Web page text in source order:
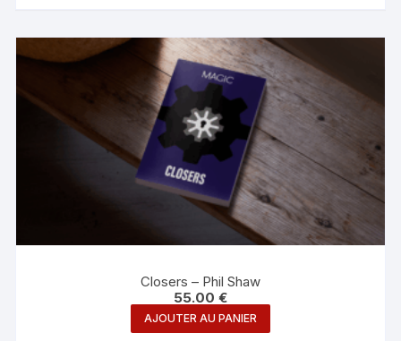
Closers – Phil Shaw
55.00 €
AJOUTER AU PANIER